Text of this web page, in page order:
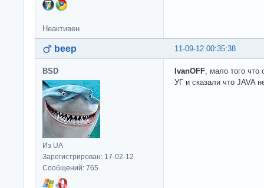
Неактивен
11-09-12 00:35:38
beep
BSD
Из UA
Зарегистрирован: 17-02-12
Сообщений: 765
IvanOFF , мало того
УГ и сказали что JAVA